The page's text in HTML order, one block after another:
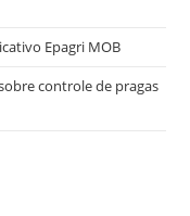
Epagri MOB
controle de pragas